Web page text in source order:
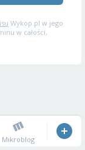
Wykop.pl w jego
w całości,
Mikroblog